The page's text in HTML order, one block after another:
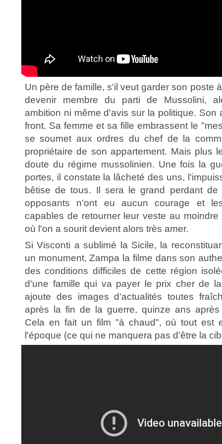
Un père de famille, s'il veut garder son poste
devenir membre du parti de Mussolini,
ambition ni même d'avis sur la politique. Son
front. Sa femme et sa fille embrassent le
se soumet aux ordres du chef de la
propriétaire de son appartement. Mais plus
doute du régime mussolinien. Une fois la
portes, il constate la lâcheté des uns,
bêtise de tous. Il sera le grand perdant
opposants n'ont eu aucun courage et
capables de retourner leur veste au
où l'on a sourit devient alors très amer.
Si Visconti a sublimé la Sicile, la
un monument, Zampa la filme dans son
des conditions difficiles de cette région
d'une famille qui va payer le prix cher de
ajoute des images d'actualités toutes
après la fin de la guerre, quinze ans après
Cela en fait un film "à chaud", où tout est
l'époque (ce qui ne manquera pas d'être la